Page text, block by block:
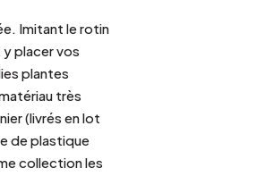
Imitant le rotin
placer vos
plantes
très
(livrés en lot
de plastique
collection les